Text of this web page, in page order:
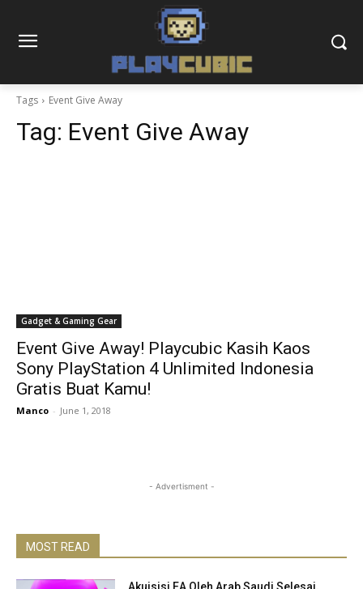
Tags Event Give Away
Tag: Event Give Away
Gadget & Gaming Gear
Event Give Away! Playcubic Kasih Kaos
Sony PlayStation 4 Unlimited Indonesia
Gratis Buat Kamu!
Manco - June 1, 2018
- Advertisment -
MOST READ
Akuisisi EA Oleh Arab Saudi Selesai,